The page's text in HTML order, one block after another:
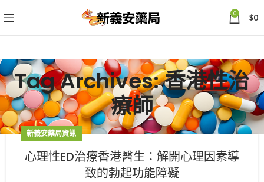
0 $0
Tag Archives: 香港性治
療師
新義安藥局資訊
心理性ED治療香港醫生：解開心理因素導
致的勃起功能障礙